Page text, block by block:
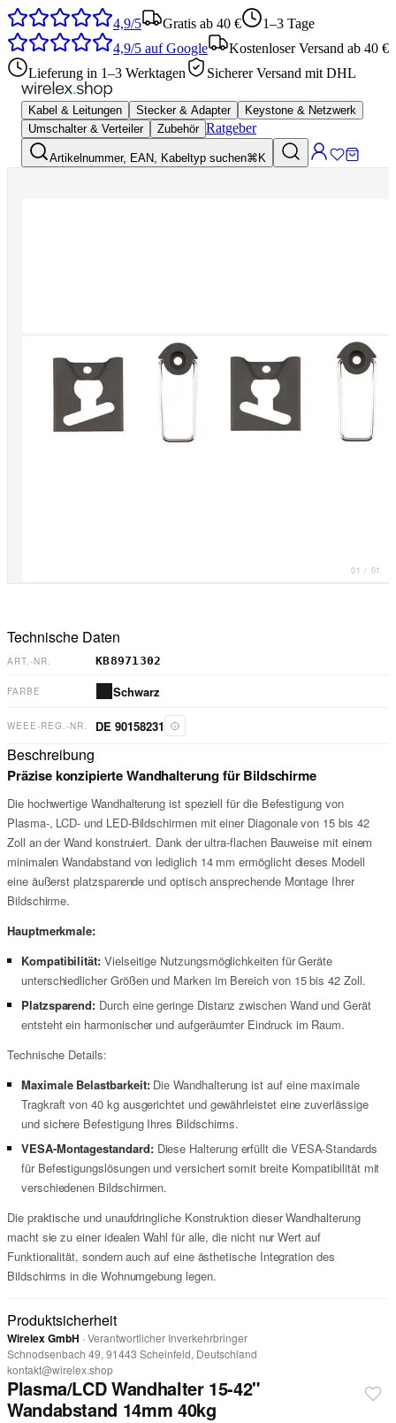
4,9/5 Gratis ab 40 €
1–3 Tage
4,9/5 auf Google
Kostenloser Versand ab 40 €
Lieferung in 1–3 Werktagen
Sicherer Versand mit DHL
Kabel & Leitungen Stecker & Adapter
Keystone & Netzwerk
Umschalter & Verteiler
Zubehör Ratgeber
Artikelnummer, EAN, Kabeltyp suchen⌘K
01 / 01
Technische Daten
ART.-NR. KB8971302
FARBE Schwarz
WEEE-REG.-NR. DE 90158231
Beschreibung
Präzise konzipierte Wandhalterung für Bildschirme
Die hochwertige Wandhalterung ist speziell für die Befestigung von
Plasma-, LCD- und LED-Bildschirmen mit einer Diagonale von 15 bis 42
Zoll an der Wand konstruiert. Dank der ultra-flachen Bauweise mit einem
minimalen Wandabstand von lediglich 14 mm ermöglicht dieses Modell
eine äußerst platzsparende und optisch ansprechende Montage Ihrer
Bildschirme.
Hauptmerkmale:
Kompatibilität: Vielseitige Nutzungsmöglichkeiten für Geräte
unterschiedlicher Größen und Marken im Bereich von 15 bis 42 Zoll.
Platzsparend: Durch eine geringe Distanz zwischen Wand und Gerät
entsteht ein harmonischer und aufgeräumter Eindruck im Raum.
Technische Details:
Maximale Belastbarkeit:Die Wandhalterung ist auf eine maximale
Tragkraft von 40 kg ausgerichtet und gewährleistet eine zuverlässige
und sichere Befestigung Ihres Bildschirms.
VESA-Montagestandard:Diese Halterung erfüllt die VESA-Standards
für Befestigungslösungen und versichert somit breite Kompatibilität mit
verschiedenen Bildschirmen.
Die praktische und unaufdringliche Konstruktion dieser Wandhalterung
macht sie zu einer idealen Wahl für alle, die nicht nur Wert auf
Funktionalität, sondern auch auf eine ästhetische Integration des
Bildschirms in die Wohnumgebung legen.
Produktsicherheit
Wirelex GmbH · Verantwortlicher Inverkehrbringer
Schnodsenbach 49, 91443 Scheinfeld, Deutschland
kontakt@wirelex.shop
Plasma/LCD Wandhalter 15-42"
Wandabstand 14mm 40kg